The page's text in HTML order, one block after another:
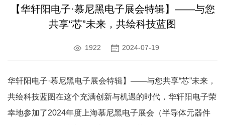
【华轩阳电子·慕尼黑电子展会特辑】——与您
共享“芯”未来，共绘科技蓝图
1922 2024-07-19
华轩阳电子·慕尼黑电子展会特辑】——与您共享“芯”未来，
共绘科技蓝图在这个充满创新与机遇的时代，华轩阳电子荣
幸地参加了2024年度上海慕尼黑电子展会（半导体元器件